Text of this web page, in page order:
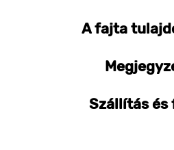
A fajta
Szállítás és